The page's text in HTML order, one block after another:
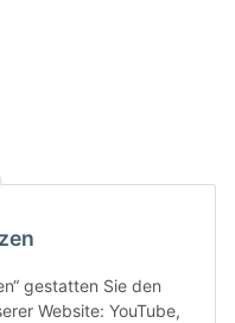
gestatten Sie den
Website: YouTube,